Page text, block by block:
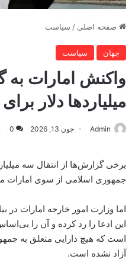
صفحه اصلی / سیاست
جهان سیاست
واکنش امارات
میلیاردها دلار
Admin جون 13, 2026 0
برخی گزارش‌ها از انتقال سه
جمهوری اسلامی از سوی امارات
این ادعا را رد کرده و آن را
است که هیچ دارایی متعلق به
آزاد نشده است.